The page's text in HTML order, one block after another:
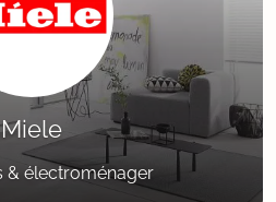
Miele
& électroménager